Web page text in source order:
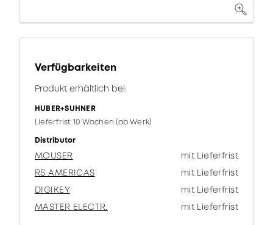
Verfügbarkeiten
Produkt erhältlich bei:
HUBER+SUHNER
Lieferfrist 10 Wochen (ab Werk)
Distributor
MOUSER
mit Lieferfrist
RS AMERICAS
mit Lieferfrist
DIGIKEY
mit Lieferfrist
MASTER ELECTR.
mit Lieferfrist